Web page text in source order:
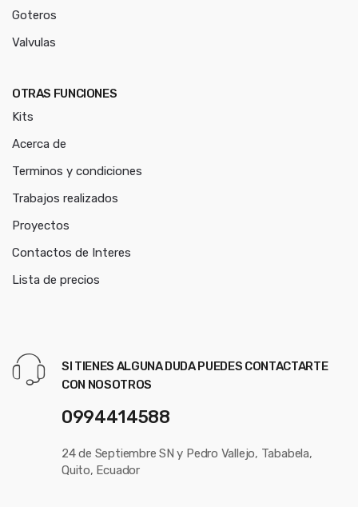
Goteros
Valvulas
OTRAS FUNCIONES
Kits
Acerca de
Terminos y condiciones
Trabajos realizados
Proyectos
Contactos de Interes
Lista de precios
SI TIENES ALGUNA DUDA PUEDES CONTACTARTE
CON NOSOTROS
0994414588
24 de Septiembre SN y Pedro Vallejo, Tababela,
Quito, Ecuador